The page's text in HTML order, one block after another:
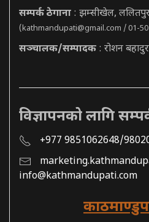
सम्पर्क ठेगाना : झम्सीखेल,
(kathmandupati@gmail.com / 01-
सञ्चालक/सम्पादक : रोशन
विज्ञापनको लागि
+977 9851062648/
info@kathmandupati.com